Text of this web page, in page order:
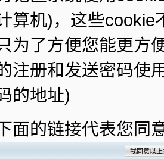
算机)，这些cookie
为了方便您能更方
注册和发送密码使
的地址)
面的链接代表您同